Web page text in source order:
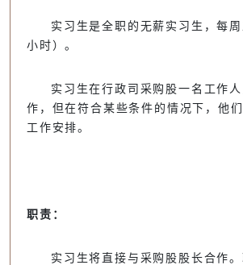
实习生是全职的无薪实习生，每
小时）。
实习生在行政司采购股一名工作
作，但在符合某些条件的情况下，他
工作安排。
职责：
实习生将直接与采购股股长合作